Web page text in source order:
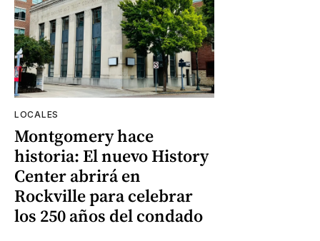
LOCALES
Montgomery hace
historia: El nuevo History
Center abrirá en
Rockville para celebrar
los 250 años del condado